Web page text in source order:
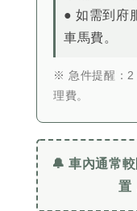
● 如需到府
車馬費。
※ 急件提醒：2
理費。
🔔 車內通常
置